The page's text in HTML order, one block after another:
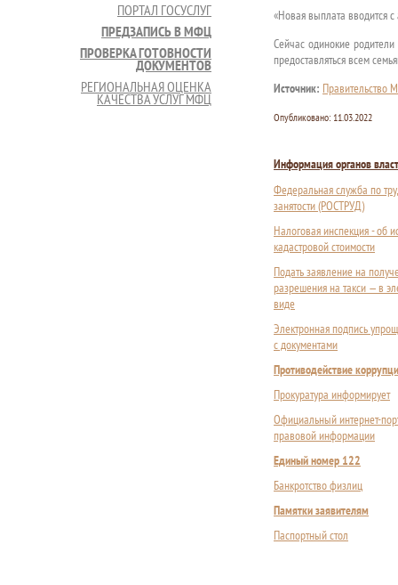
ПОРТАЛ ГОСУСЛУГ
ПРЕДЗАПИСЬ В МФЦ
ПРОВЕРКА ГОТОВНОСТИ
ДОКУМЕНТОВ
РЕГИОНАЛЬНАЯ ОЦЕНКА
КАЧЕСТВА УСЛУГ МФЦ
«Новая выплата вводится
Сейчас одинокие
предоставляться всем
Источник: Правительство
Опубликовано: 11.03.2022
Информация органов
Федеральная служба по
занятости (РОСТРУД)
Налоговая инспекция - об
кадастровой стоимости
Подать заявление на
разрешения на такси — в
виде
Электронная подпись
с документами
Противодействие
Прокуратура информирует
Официальный интернет-
правовой информации
Единый номер 122
Банкротство физлиц
Памятки заявителям
Паспортный стол